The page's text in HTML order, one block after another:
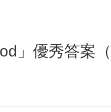
」優秀答案（